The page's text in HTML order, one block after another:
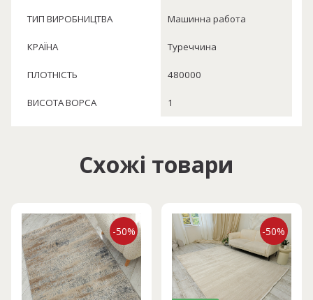
ТИП ВИРОБНИЦТВА Машинна работа
КРАЇНА Туреччина
ПЛОТНІСТЬ 480000
ВИСОТА ВОРСА 1
Схожі товари
-50% -50%